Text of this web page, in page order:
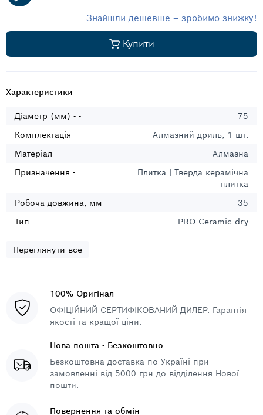
Знайшли дешевше – зробимо знижку!
Купити
Характеристики
Діаметр (мм) - -
75
Комплектація -
Алмазний дриль, 1 шт.
Матеріал -
Алмазна
Призначення -
Плитка | Тверда керамічна
плитка
Робоча довжина, мм -
35
Тип -
PRO Ceramic dry
Переглянути все
100% Оригінал
ОФІЦІЙНИЙ СЕРТИФІКОВАНИЙ ДИЛЕР. Гарантія
якості та кращої ціни.
Нова пошта - Безкоштовно
Безкоштовна доставка по Україні при
замовленні від 5000 грн до відділення Нової
пошти.
Повернення та обмін